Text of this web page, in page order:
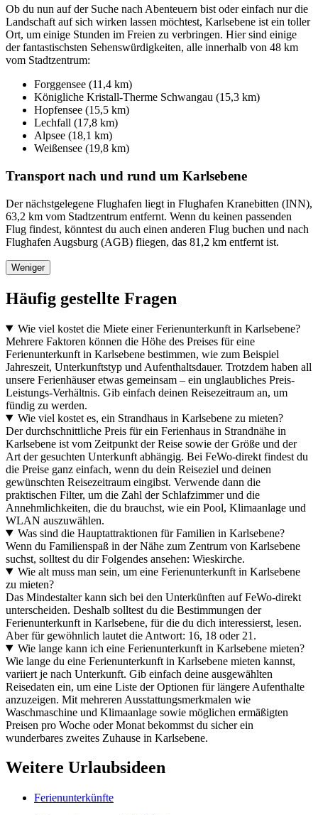
Ob du nun auf der Suche nach Abenteuern bist oder einfach nur die
Landschaft auf sich wirken lassen möchtest, Karlsebene ist ein toller
Ort, um einige Stunden im Freien zu verbringen. Hier sind einige
der fantastischsten Sehenswürdigkeiten, alle innerhalb von 48 km
vom Stadtzentrum:
Forggensee (11,4 km)
Königliche Kristall-Therme Schwangau (15,3 km)
Hopfensee (15,5 km)
Lechfall (17,8 km)
Alpsee (18,1 km)
Weißensee (19,8 km)
Transport nach und rund um Karlsebene
Der nächstgelegene Flughafen liegt in Flughafen Kranebitten (INN),
63,2 km vom Stadtzentrum entfernt. Wenn du keinen passenden
Flug findest, könntest du auch einen anderen Flug buchen und nach
Flughafen Augsburg (AGB) fliegen, das 81,2 km entfernt ist.
Weniger
Häufig gestellte Fragen
Wie viel kostet die Miete einer Ferienunterkunft in Karlsebene?
Mehrere Faktoren können die Höhe des Preises für eine
Ferienunterkunft in Karlsebene bestimmen, wie zum Beispiel
Jahreszeit, Unterkunftstyp und Aufenthaltsdauer. Trotzdem haben all
unsere Ferienhäuser etwas gemeinsam – ein unglaubliches Preis-
Leistungs-Verhältnis. Gib einfach deinen Reisezeitraum an, um
fündig zu werden.
Wie viel kostet es, ein Strandhaus in Karlsebene zu mieten?
Der durchschnittliche Preis für ein Ferienhaus in Strandnähe in
Karlsebene ist vom Zeitpunkt der Reise sowie der Größe und der
Art der gesuchten Unterkunft abhängig. Bei FeWo-direkt findest du
die Preise ganz einfach, wenn du dein Reiseziel und deinen
gewünschten Reisezeitraum eingibst. Verwende dann die
praktischen Filter, um die Zahl der Schlafzimmer und die
Annehmlichkeiten, die du brauchst, wie ein Pool, Klimaanlage und
WLAN auszuwählen.
Was sind die Hauptattraktionen für Familien in Karlsebene?
Wenn du Familienspaß in der Nähe zum Zentrum von Karlsebene
suchst, solltest du dir Folgendes ansehen: Wieskirche.
Wie alt muss man sein, um eine Ferienunterkunft in Karlsebene
zu mieten?
Das Mindestalter kann sich bei den Unterkünften auf FeWo-direkt
unterscheiden. Deshalb solltest du die Bestimmungen der
Ferienunterkunft in Karlsebene, für die du dich interessierst, lesen.
Aber für gewöhnlich lautet die Antwort: 16, 18 oder 21.
Wie lange kann ich eine Ferienunterkunft in Karlsebene mieten?
Wie lange du eine Ferienunterkunft in Karlsebene mieten kannst,
variiert je nach Unterkunft. Gib einfach deine ausgewählten
Reisedaten ein, um eine Liste der Optionen für längere Aufenthalte
anzuzeigen. Mit mehreren Ausstattungsmerkmalen wie
Waschmaschine und Klimaanlage sowie möglichen ermäßigten
Preisen pro Woche oder Monat bekommst du sicher ein
wunderbares zweites Zuhause in Karlsebene.
Weitere Urlaubsideen
Ferienunterkünfte